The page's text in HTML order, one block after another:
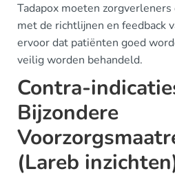
Tadapox moeten
met de richtlijnen en feedback
ervoor dat patiënten goed
veilig worden behandeld.
Contra-
Bijzondere
(Lareb